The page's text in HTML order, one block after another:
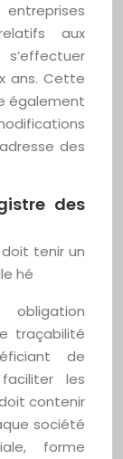
aux
ans. Cette
également
des
des
tenir un
hé
traçabilité
de
les
contenir
société
forme